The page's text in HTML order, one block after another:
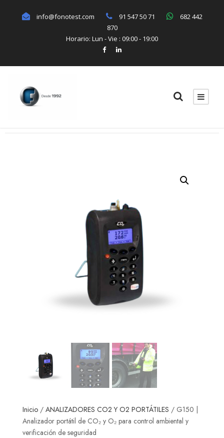
info@fonotest.com 91 547 50 71
682 442
870
Horario: Lun - Vie : 09:00 - 19:00
Inicio / ANALIZADORES CO2 Y O2 PORTÁTILES / G150 |
Analizador portátil de CO₂ y O₂ para control ambiental y
verificación de seguridad